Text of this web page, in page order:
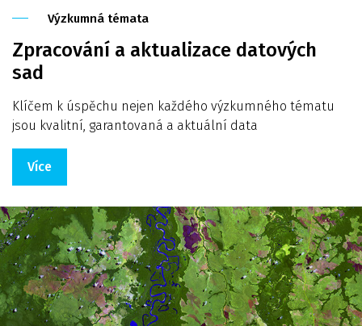
Výzkumná témata
Zpracování a aktualizace datových
sad
Klíčem k úspěchu nejen každého výzkumného tématu
jsou kvalitní, garantovaná a aktuální data
Více